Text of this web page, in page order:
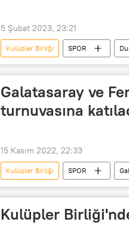
5 Şubat 2023, 23:21
Kulüpler Birliği SPOR
Süper Lig
Galatasaray ve
turnuvasına
15 Kasım 2022, 22:33
Kulüpler Birliği SPOR
Turnuva
Kulüpler Birliği
Kulüpler